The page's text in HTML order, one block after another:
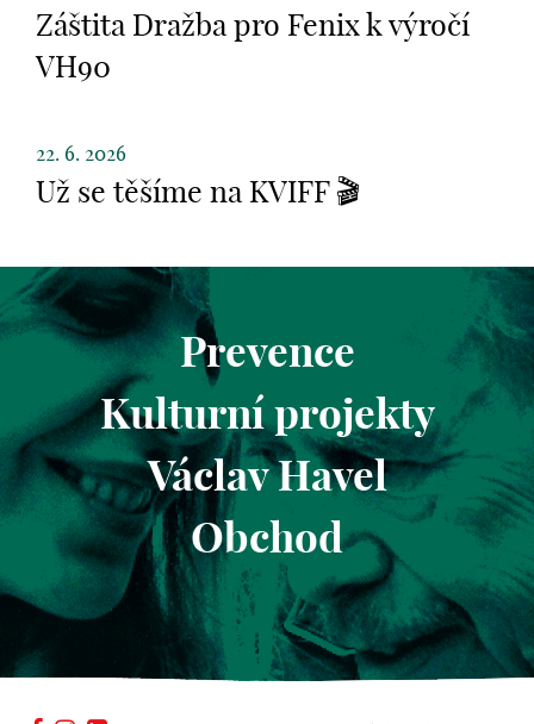
Záštita Dražba pro Fenix k výročí
VH90
22. 6. 2026
Už se těšíme na KVIFF 🎬
Prevence
Kulturní projekty
Václav Havel
Obchod